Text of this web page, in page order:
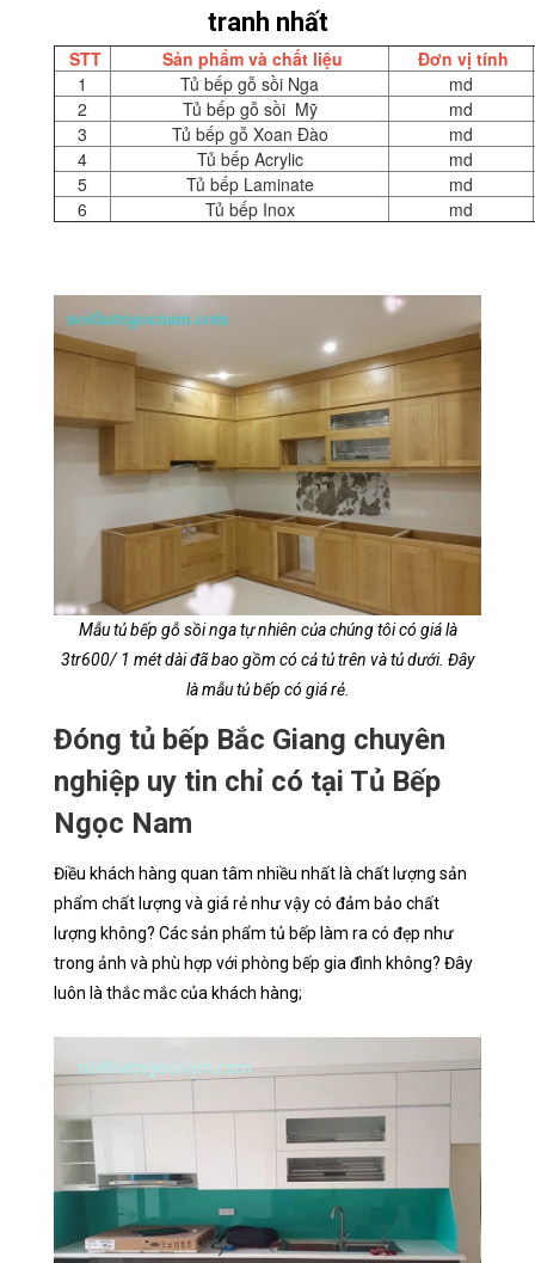
tranh nhất
STT Sản phẩm và chất liệu
Đơn vị tính
1
Tủ bếp gỗ sồi Nga
md
2
Tủ bếp gỗ sồi Mỹ
md
3
Tủ bếp gỗ Xoan Đào
md
4
Tủ bếp Acrylic
md
5
Tủ bếp Laminate
md
6
Tủ bếp Inox md
Mẫu tủ bếp gỗ sồi nga tự nhiên của chúng tôi có giá là
3tr600/ 1 mét dài đã bao gồm có cả tủ trên và tủ dưới. Đây
là mẫu tủ bếp có giá rẻ.
Đóng tủ bếp Bắc Giang chuyên
nghiệp uy tin chỉ có tại Tủ Bếp
Ngọc Nam
Điều khách hàng quan tâm nhiều nhất là chất lượng sản
phẩm chất lượng và giá rẻ như vậy có đảm bảo chất
lượng không? Các sản phẩm tủ bếp làm ra có đẹp như
trong ảnh và phù hợp với phòng bếp gia đình không? Đây
luôn là thắc mắc của khách hàng;